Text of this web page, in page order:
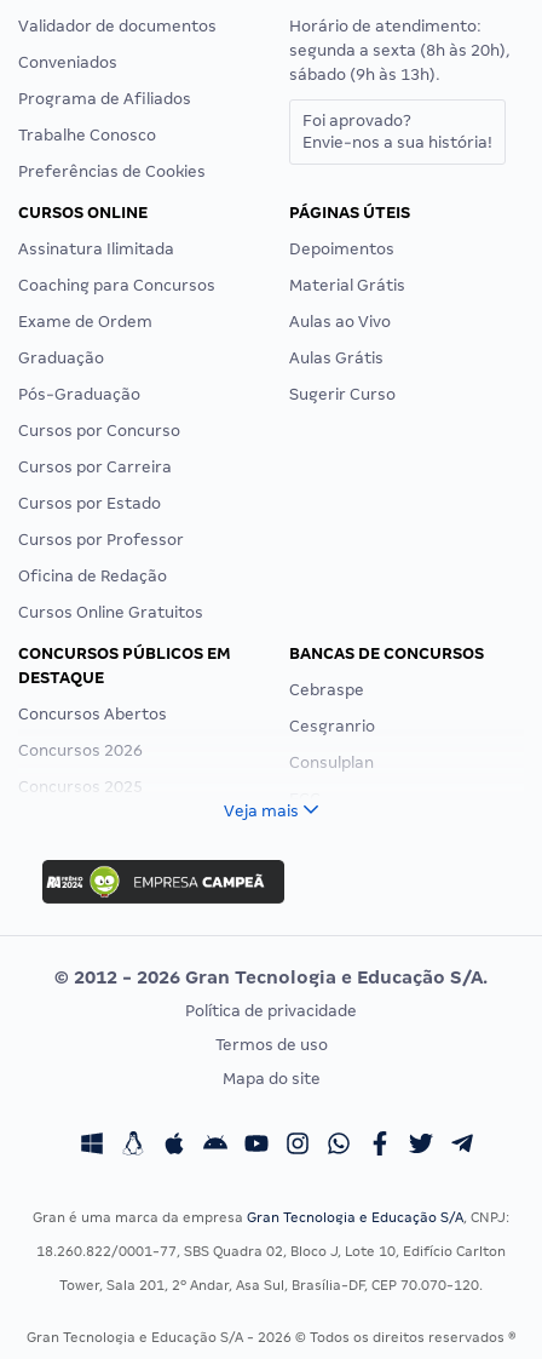
Validador de documentos
Conveniados
Programa de Afiliados
Trabalhe Conosco
Preferências de Cookies
Horário de atendimento:
segunda a sexta (8h às 20h),
sábado (9h às 13h).
Foi aprovado?
Envie-nos a sua história!
CURSOS ONLINE
Assinatura Ilimitada
Coaching para Concursos
Exame de Ordem
Graduação
Pós-Graduação
Cursos por Concurso
Cursos por Carreira
Cursos por Estado
Cursos por Professor
Oficina de Redação
Cursos Online Gratuitos
PÁGINAS ÚTEIS
Depoimentos
Material Grátis
Aulas ao Vivo
Aulas Grátis
Sugerir Curso
CONCURSOS PÚBLICOS EM
DESTAQUE
Concursos Abertos
Concursos 2026
Concursos 2025
Concurso Nacional Unificado
Concurso Ibama
Concurso MPU
Editais publicados
BANCAS DE CONCURSOS
Cebraspe
Cesgranrio
Consulplan
Vunesp
CONCURSOS POR PROFISSÃO
Concursos Fiscais
Residência Multiprofissional
EXAME DE ORDEM
Calendário OAB
Veja mais
© 2012 - 2026 Gran Tecnologia e Educação S/A.
Política de privacidade
Termos de uso
Mapa do site
Gran é uma marca da empresa Gran Tecnologia e Educação S/A, CNPJ:
18.260.822/0001-77, SBS Quadra 02, Bloco J, Lote 10, Edifício Carlton
Tower, Sala 201, 2º Andar, Asa Sul, Brasília-DF, CEP 70.070-120.
Gran Tecnologia e Educação S/A - 2026 © Todos os direitos reservados ®